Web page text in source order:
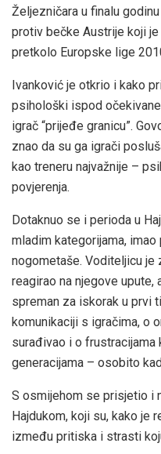
Željezničara u finalu
protiv bečke Austrije koji
pretkolo Europske lige
Ivanković je otkrio i kako
psihološki ispod
igrač “prijeđe granicu”.
znao da su ga igrači
kao treneru najvažnije –
povjerenja.
Dotaknuo se i perioda u
mladim kategorijama,
nogometaše. Voditeljicu je
reagirao na njegove upute,
spreman za iskorak u prvi
komunikaciji s igračima, o
surađivao i o
generacijama – osobito
S osmijehom se prisjetio i
Hajdukom, koji su, kako je
između pritiska i strasti